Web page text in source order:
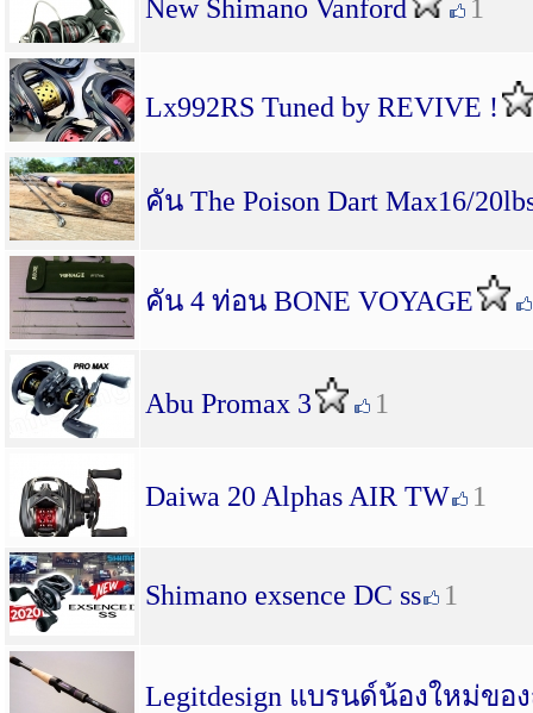
New Shimano Vanford 1
Lx992RS Tuned by REVIVE !
คัน The Poison Dart Max16/
คัน 4 ท่อน BONE VOYAGE
Abu Promax 3 1
Daiwa 20 Alphas AIR TW 1
Shimano exsence DC ss 1
Legitdesign แบรนด์น้องใหม่ขอ